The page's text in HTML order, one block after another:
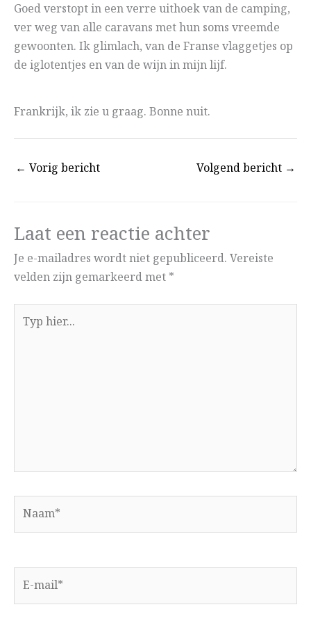
Goed verstopt in een verre uithoek van de camping,
ver weg van alle caravans met hun soms vreemde
gewoonten. Ik glimlach, van de Franse vlaggetjes op
de iglotentjes en van de wijn in mijn lijf.
Frankrijk, ik zie u graag. Bonne nuit.
← Vorig bericht Volgend bericht →
Laat een reactie achter
Je e-mailadres wordt niet gepubliceerd. Vereiste
velden zijn gemarkeerd met *
hier...
mail*